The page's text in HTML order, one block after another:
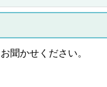
聞かせください。